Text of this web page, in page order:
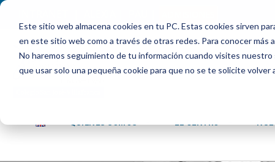
Este sitio web almacena cookies en tu PC. Estas cookies sirven
en este sitio web como a través de otras redes. Para conocer más
No haremos seguimiento de tu información cuando visites
que usar solo una pequeña cookie para que no se te solicite volver